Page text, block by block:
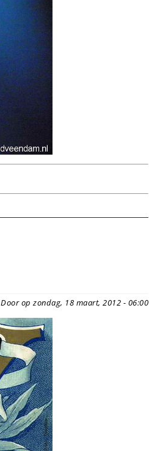
Door op zondag, 18 maart, 2012 - 06:00